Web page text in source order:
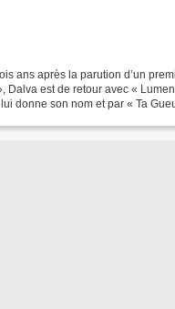
ans après la parution d’un
Dalva est de retour avec «
donne son nom et par « Ta